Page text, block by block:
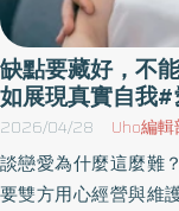
缺點要藏好，不
如展現真實自我
2026/04/28 Uho編輯
談戀愛為什麼這麼難
要雙方用心經營與維